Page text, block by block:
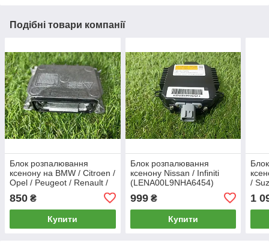
Подібні товари компанії
Блок розпалювання
ксенону на BMW / Citroen /
Opel / Peugeot / Renault /
4L0907391, 63117180050)
850 ₴
Купити
Блок розпалювання
ксенону Nissan / Infiniti
(LENA00L9NHA6454)
999₴
Купити
/
1